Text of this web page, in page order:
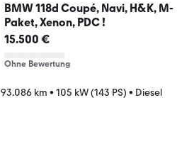
BMW 118d Coupé, Navi, H&K, M-
Paket, Xenon, PDC !
15.500 €
Ohne Bewertung
93.086 km • 105 kW (143 PS) • Diesel